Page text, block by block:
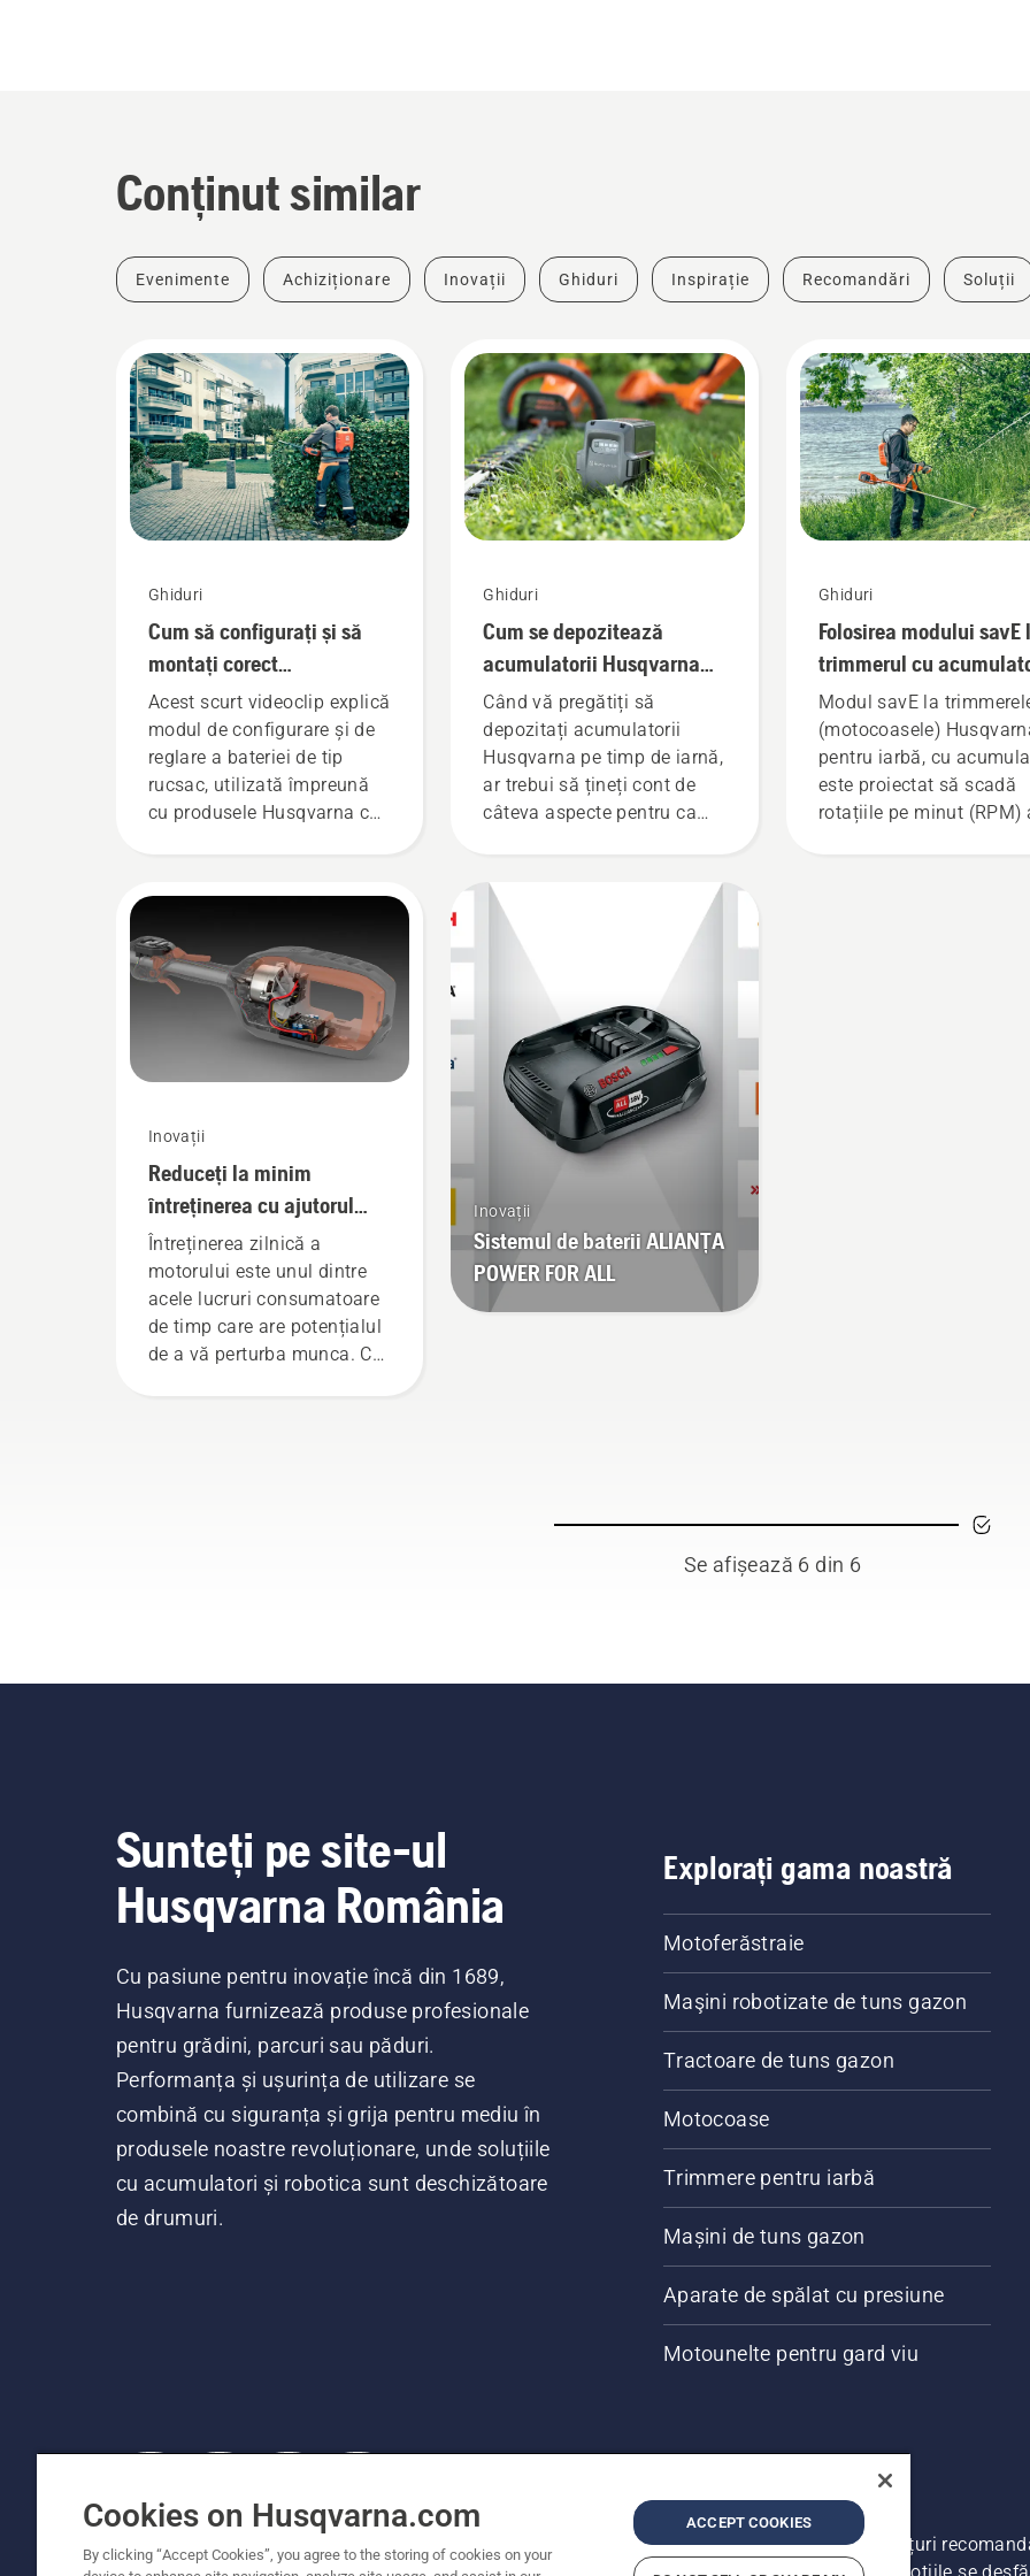
Conținut similar
Evenimente Achiziționare Inovații Ghiduri Inspirație Recomandări Soluții
Ghiduri
Cum să configurați și să
montați corect
acumulatorul (bateria) de
tip rucsac
Acest scurt videoclip explică
modul de configurare și de
reglare a bateriei de tip
rucsac, utilizată împreună
cu produsele Husqvarna cu
rucsac ajustată corect
confortabilă și reduce
oboseala în timpul utilizării,
permițându-vă să lucrați
mai mult timp fără pauze.
Inovații
Reduceți la minim
întreținerea cu ajutorul
uneltelor pe acumulatori
Întreținerea zilnică a
motorului este unul dintre
acele lucruri consumatoare
de timp care are potențialul
de a vă perturba munca. Cu
Ghiduri
Cum se depozitează
acumulatorii Husqvarna
pe timp de iarnă
Când vă pregătiți să
depozitați acumulatorii
Husqvarna pe timp de iarnă,
ar trebui să țineți cont de
câteva aspecte pentru ca
mare.
Inovații
Sistemul de baterii ALIANȚA
POWER FOR ALL
Ghiduri
Folosirea modului savE
trimmerul cu
Modul savE la
(motocoasele)
pentru iarbă, cu
este proiectat să scadă
rotațiile pe minut (RPM)
Se afișează 6 din 6
Sunteți pe site-ul
Husqvarna România
Cu pasiune pentru inovație încă din 1689,
Husqvarna furnizează produse profesionale
pentru grădini, parcuri sau păduri.
Performanța și ușurința de utilizare se
combină cu siguranța și grija pentru mediu în
produsele noastre revoluționare, unde soluțiile
cu acumulatori și robotica sunt deschizătoare
de drumuri.
Explorați gama noastră
Motoferăstraie
Maşini robotizate de tuns gazon
Tractoare de tuns gazon
Motocoase
Trimmere pentru iarbă
Mașini de tuns gazon
Aparate de spălat cu presiune
Motounelte pentru gard viu
© Husqvarna AB (publ). Toate drepturile rezervate. Prețurile prezentate includ TVA și sunt prețuri
Cookies on Husqvarna.com
By clicking “Accept Cookies”, you agree to the storing of cookies on your
ACCEPT COOKIES